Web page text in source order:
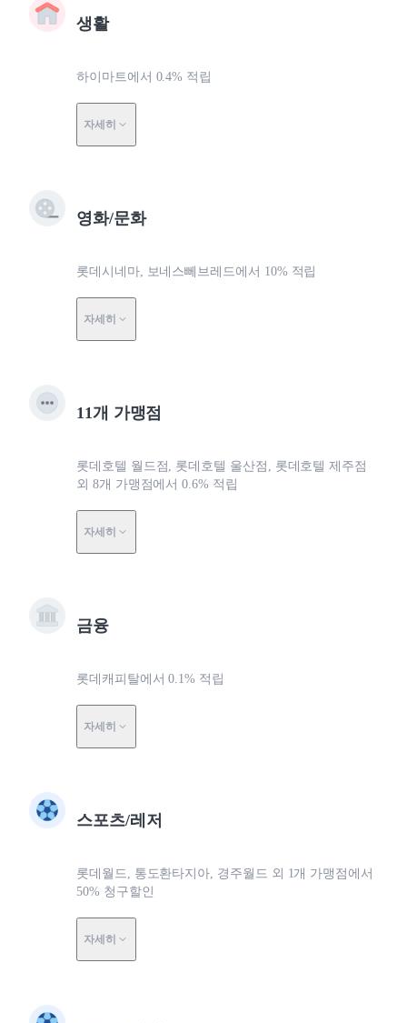
생활
하이마트에서 0.4% 적립
자세히
영화/문화
롯데시네마, 보네스뻬브레드에서 10% 적립
자세히
11개 가맹점
롯데호텔 월드점, 롯데호텔 울산점, 롯데호텔 제주점
외 8개 가맹점에서 0.6% 적립
자세히
금융
롯데캐피탈에서 0.1% 적립
자세히
스포츠/레저
롯데월드, 통도환타지아, 경주월드 외 1개 가맹점에서
50% 청구할인
자세히